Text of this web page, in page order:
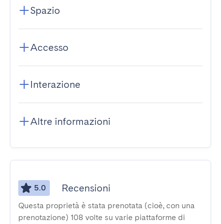
Spazio
Accesso
Interazione
Altre informazioni
5.0 Recensioni
Questa proprietà è stata prenotata (cioè, con una
prenotazione) 108 volte su varie piattaforme di